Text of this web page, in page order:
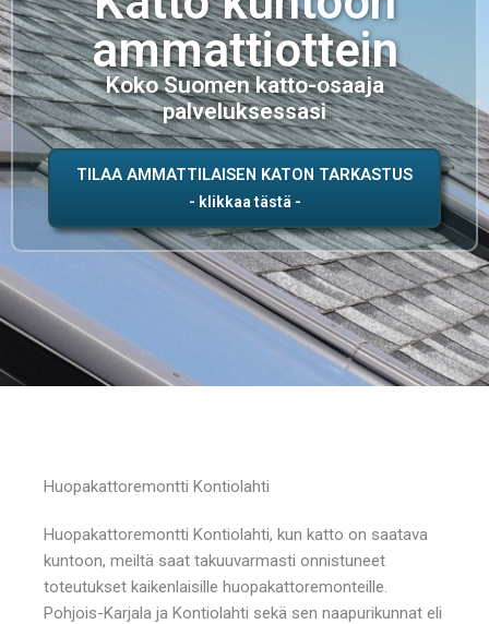
ammattiottein
Koko Suomen katto-osaaja
palveluksessasi
TILAA AMMATTILAISEN KATON TARKASTUS
Huopakattoremontti Kontiolahti
Huopakattoremontti Kontiolahti, kun katto on saatava
kuntoon, meiltä saat takuuvarmasti onnistuneet
toteutukset kaikenlaisille huopakattoremonteille.
Pohjois-Karjala ja Kontiolahti sekä sen naapurikunnat eli